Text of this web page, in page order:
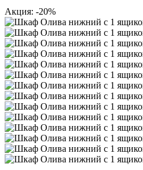
Акция: -20%